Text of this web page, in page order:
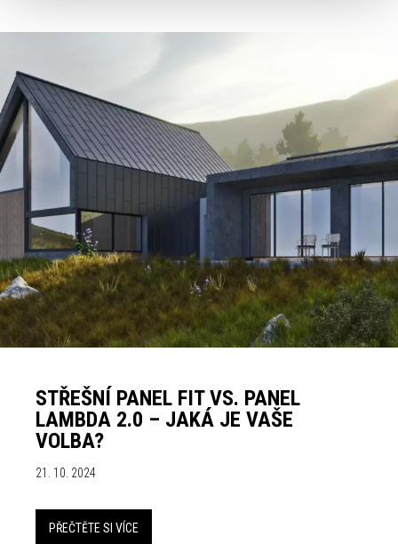
STŘEŠNÍ PANEL FIT VS. PANEL
LAMBDA 2.0 – JAKÁ JE VAŠE
VOLBA?
21. 10. 2024
PŘEČTĚTE SI VÍCE